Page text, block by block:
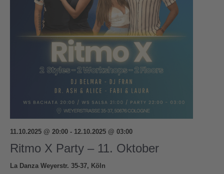
11.10.2025 @ 20:00 - 12.10.2025 @ 03:00
Ritmo X Party – 11. Oktober
La Danza Weyerstr. 35-37, Köln
WORKSHOPS
DAS TEAM
PREISE
Anmeldeformular
Anmeldung
Kursplan – aktuell
Sommer-Kursplan (02.- 15. Aug.)